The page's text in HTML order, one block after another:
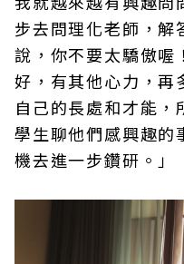
步去問理化老師，解
說，你不要太驕傲喔
好，有其他心力，再
自己的長處和才能
學生聊他們感興趣的
機去進一步鑽研。」